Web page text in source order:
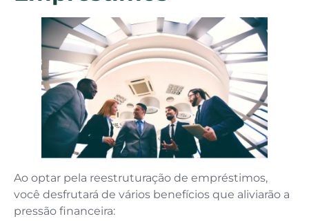
Ao optar pela reestruturação de empréstimos,
você desfrutará de vários benefícios que aliviarão a
pressão financeira: